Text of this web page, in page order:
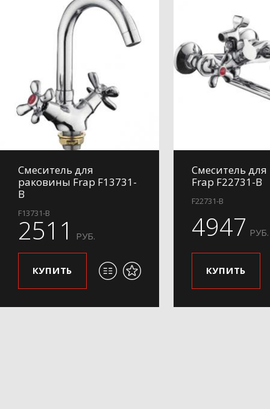
Смеситель для
раковины Frap F13731-
B
F13731-B
2511 РУБ.
КУПИТЬ
Смеситель
Frap F22731-B
F22731-B
4947 РУБ.
КУПИТЬ